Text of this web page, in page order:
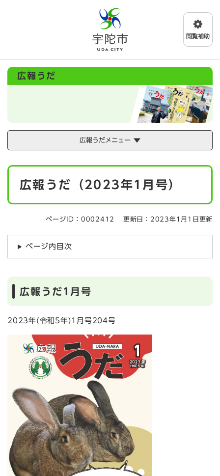
メニューを飛ばして本文へ
広報うだ
広報うだメニュー
本
広報うだ（2023年1月号）
ページID：0002412 更新日：2023年1月1日更新
ページ内目次
広報うだ1月号
2023年(令和5年)1月号204号